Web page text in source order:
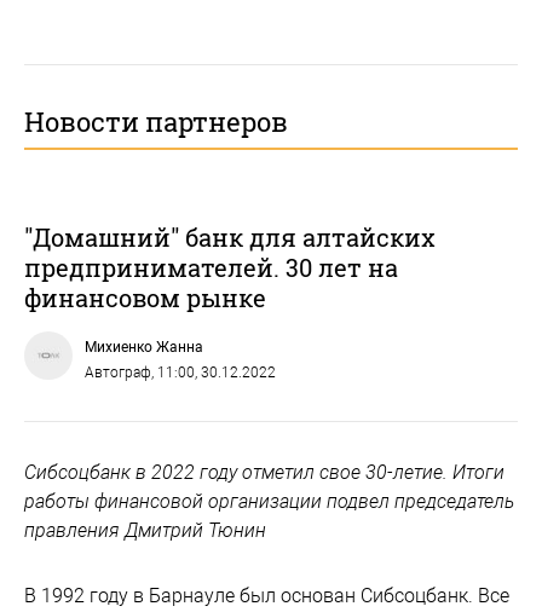
Новости партнеров
"Домашний" банк для алтайских
предпринимателей. 30 лет на
финансовом рынке
Михиенко Жанна
Автограф, 11:00, 30.12.2022
Сибсоцбанк в 2022 году отметил свое 30-летие. Итоги
работы финансовой организации подвел председатель
правления Дмитрий Тюнин
В 1992 году в Барнауле был основан Сибсоцбанк. Все